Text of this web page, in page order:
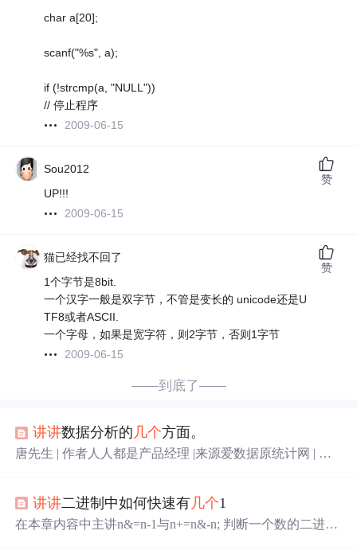
char a[20];
scanf("%s", a);
if (!strcmp(a, "NULL"))
// 停止程序
2009-06-15
Sou2012
UP!!!
2009-06-15
赞
猫已经找不回了
1个字节是8bit.
一个汉字一般是双字节，不管是变长的 unicode还是U
TF8或者ASCII.
一个字母，如果是宽字符，则2字节，否则1字节
2009-06-15
赞
——到底了——
讲讲数据分析的 几个方面。
唐先生 | 作者人人都是产品经理 |来源爱数据原统计网 | 转
讲讲二进制中如何快速有 几个1
在本章内容中主讲n&=n-1与n+=n&-n; 判断一个数的二进制